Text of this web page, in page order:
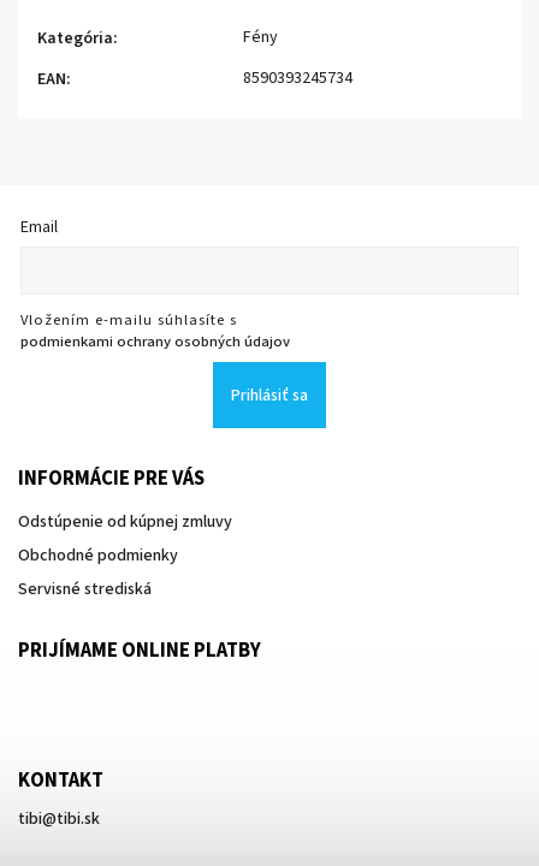
Kategória:
Fény
EAN: 8590393245734
Email
Vložením e-mailu súhlasíte s
podmienkami ochrany osobných údajov
Prihlásiť sa
INFORMÁCIE PRE VÁS
Odstúpenie od kúpnej zmluvy
Obchodné podmienky
Servisné strediská
PRIJÍMAME ONLINE PLATBY
KONTAKT
tibi@tibi.sk